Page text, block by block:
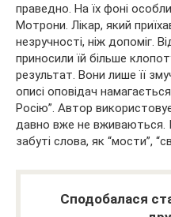
праведно. На їх фоні
Мотрони. Лікар, який
незручності, ніж допоміг.
приносили їй більше
результат. Вони лише її
описі оповідач
Росію”. Автор
давно вже не вживаються.
забуті слова, як “мости”,
Сподобалася